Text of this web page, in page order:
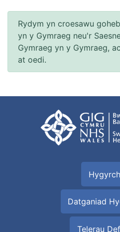
Rydym yn croesawu
yn y Gymraeg neu'r
Gymraeg yn y Gymraeg,
at oedi.
Datganiad
Telerau